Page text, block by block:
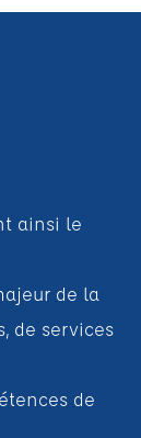
ainsi le
de la
de services
de